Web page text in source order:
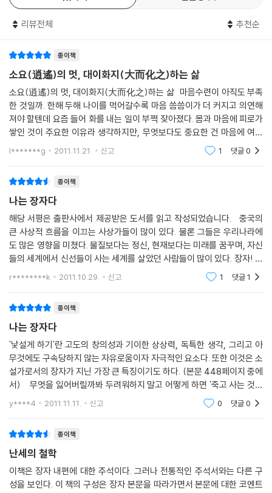
다. 중국 의학에서는 신체의 각 부위를 따로 떼어서 이해하지 않고 몸 전체
를 유기적으로 연결된 것으로 본다. 머리가 아프면 머리를 치료하고, 다리
의 문물과 학문이 도입되기 전까지는 학교든 사숙私塾이든 전공을 나누지
그걸 어디에 적용시키든 모두 통한다는 관념이 있었기 때문이다. 이런 사
유방식이 현대과학의 발전을 가로막는 걸림돌이 되기는 했지만, 철학과 문
예, 청담淸談, 더 나아가 정치 분야에 있어서는 훌륭한 효과를 발휘했다.
특히 문학과 예술에서 그 우수성이 가장 잘 드러났다._응제왕應帝王: 주
체성, 염담恬淡, 심장深藏, 변역變易, 그리고 혼돈混沌
--- p.461
는 의미뿐 아니라 중국 현대사를 관통한 저자의 인생에서 『장자』의 사상이
어떻게 작용했는지를 자세하게 들려준다. 학식을 뛰어넘어, 장자의 사상을
대를 초월하여 왕멍과 장자가 ‘인간의 교양에 대한 모든 것’을 대화하는 듯
한 인상을 받는다. 때문에 이 책은 장자나 동양사상에 국한된 철학서가 아
니라 올바른 인간의 생존방식에 대한 모색에서 인류의 역사와 철학을 담은
교양서이다.
인생의 멋과 자유, 그리고 타자와의 공존을 모색하다
왕멍은 『장자』의 원문에 대한 해석에 급급하기보다 말을 타고 하늘을 달리
듯 호방한 장자의 문체를 되살려 상상력과 사유의 범위를 『장자』라는 텍스
겨운 삶을 살면서 깊이 고뇌했던 경험을 바탕으로 상상하고 소통했던 경험
을 덧붙이고, 수십 번 『장자』를 읽으면서 떠오른 창의적인 생각들을 도출
해낸다. 즉 『나는 장자다』는 『장자』를 왕멍이라는 스펙트럼에 투과하여 빚
어내는 ‘왕멍 판본의 장자’이다. 그는 장자 못지않은 과감하고 유려한 문체
로 장자사상이 21세기를 살아가는 현재의 독자에게 어떻게 관계를 맺고 있
는지, 우리의 철학과 문화 속에서 어떤 의미를 지니고 있는지 짚어준다.
경쟁규칙을 수립하려 하고, 노장사상의 무위無爲(아무것도 하지 않음)나
쟁에서 실패한 사람들이 절망해 무차별적으로 사람을 죽이거나 테러 등 심
각한 범죄를 일으키기도 한다. 또 경쟁에서 요행히 승리한 행운아들도 부
패하고 타락하거나 정신병에 걸리는 비극을 낳기도 한다. 할리우드 스타들
이 약물중독으로 사망한 사례가 적지 않다. 하지만 중국의 조숙했던 철학
자 장자는 너무 일찍부터 이 모든 경쟁의 황당함과 비애를 알아버렸고, 이
모든 걸 너무 일찍부터 경멸했다._소요유逍遙游: 위대한 날갯짓과 자유
어쩌면 그는 우리에게 거대한 기상과 자유로운 소요를 추구한다면 보잘것
없고 용속한 이들에게 조롱당하더라도 아랑곳하지 않아야 하므로 마음의
준비를 하라고 알려주기 위해 이런 글을 썼을지도 모른다.
리뷰전체 추천순
종이책
소요(逍遙)의 멋, 대이화지(大而化之)하는 삶
소요(逍遙)의 멋, 대이화지(大而化之)하는 삶 마음수련이 아직도 부족
한 것일까. 한해 두해 나이를 먹어갈수록 마음 씀씀이가 더 커지고 의연해
져야 할텐데 요즘 들어 화를 내는 일이 부쩍 잦아졌다. 몸과 마음에 피로가
쌓인 것이 주요한 이유라 생각하지만, 무엇보다도 중요한 건 마음에 여유
가 없는 탓이다. 책을 읽고 쓰는 일도 조금은 귀찮아졌다. 점점 코너에 몰리
는 듯했다.
l*******g 2011.11.21. 신고 1 댓글0
종이책
나는 장자다
해당 서평은 출판사에서 제공받은 도서를 읽고 작성되었습니다. 중국의
큰 사상적 흐름을 이끄는 사상가들이 많이 있다. 물론 그들은 우리나라에
도 많은 영향을 미쳤다. 물질보다는 정신, 현재보다는 미래를 꿈꾸며, 자신
들의 세계에서 신선들이 사는 세계를 살았던 사람들이 많이 있다. 장자! 세
상을 꿰뚫어 볼 수 있는 힘이 있고, 세상의 제왕들의 끝없는 요청을 귓등으
r********k 2011.10.29. 신고 1 댓글1
종이책
나는 장자다
'낯설게 하기'란 고도의 창의성과 기이한 상상력, 독특한 생각, 그리고 아
무것에도 구속당하지 않는 자유로움이자 자극적인 요소다. 또한 이것은 소
설가로서의 장자가 지닌 가장 큰 특징이기도 하다. (본문 448페이지 중에
서) 무엇을 잃어버릴까봐 두려워하지 말고 어떻게 하면 '죽고 사는 것이
큰 일이기는 하지만 그것 때문에 변화하지 않고 하늘이 무너지고 땅이 엎
어진다 해도
y****4 2011.11.11. 신고 0 댓글0
종이책
난세의 철학
이책은 장자 내편에 대한 주석이다. 그러나 전통적인 주석서와는 다른 구
성을 보인다. 이 책의 구성은 장자 본문을 따라가면서 본문에 대한 코멘트